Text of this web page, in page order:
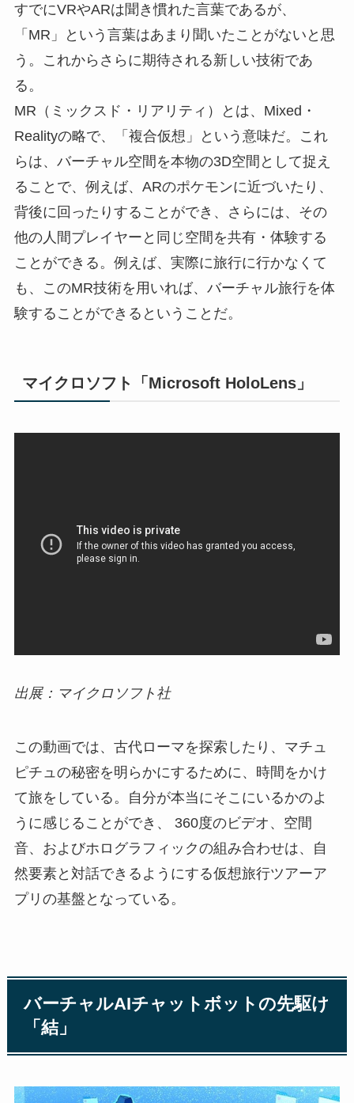
すでにVRやARは聞き慣れた言葉であるが、
「MR」という言葉はあまり聞いたことがないと思
う。これからさらに期待される新しい技術であ
る。
MR（ミックスド・リアリティ）とは、Mixed・
Realityの略で、「複合仮想」という意味だ。これ
らは、バーチャル空間を本物の3D空間として捉え
ることで、例えば、ARのポケモンに近づいたり、
背後に回ったりすることができ、さらには、その
他の人間プレイヤーと同じ空間を共有・体験する
ことができる。例えば、実際に旅行に行かなくて
も、このMR技術を用いれば、バーチャル旅行を体
験することができるということだ。
マイクロソフト「Microsoft HoloLens」
出展：マイクロソフト社
この動画では、古代ローマを探索したり、マチュ
ピチュの秘密を明らかにするために、時間をかけ
て旅をしている。自分が本当にそこにいるかのよ
うに感じることができ、 360度のビデオ、空間
音、およびホログラフィックの組み合わせは、自
然要素と対話できるようにする仮想旅行ツアーア
プリの基盤となっている。
バーチャルAIチャットボットの先駆け
「結」